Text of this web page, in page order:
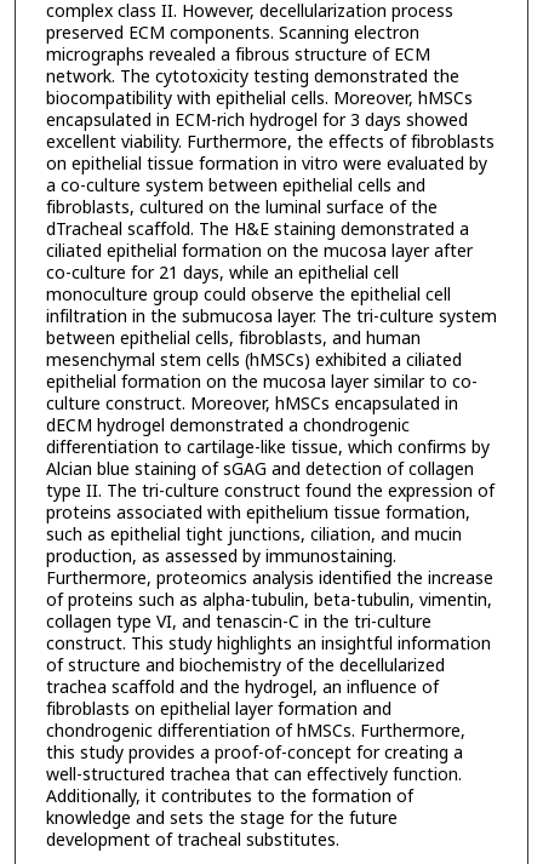
complex class II. However, decellularization process
preserved ECM components. Scanning electron
micrographs revealed a fibrous structure of ECM
network. The cytotoxicity testing demonstrated the
biocompatibility with epithelial cells. Moreover, hMSCs
encapsulated in ECM-rich hydrogel for 3 days showed
excellent viability. Furthermore, the effects of fibroblasts
on epithelial tissue formation in vitro were evaluated by
a co-culture system between epithelial cells and
fibroblasts, cultured on the luminal surface of the
dTracheal scaffold. The H&E staining demonstrated a
ciliated epithelial formation on the mucosa layer after
co-culture for 21 days, while an epithelial cell
monoculture group could observe the epithelial cell
infiltration in the submucosa layer. The tri-culture system
between epithelial cells, fibroblasts, and human
mesenchymal stem cells (hMSCs) exhibited a ciliated
epithelial formation on the mucosa layer similar to co-
culture construct. Moreover, hMSCs encapsulated in
dECM hydrogel demonstrated a chondrogenic
differentiation to cartilage-like tissue, which confirms by
Alcian blue staining of sGAG and detection of collagen
type II. The tri-culture construct found the expression of
proteins associated with epithelium tissue formation,
such as epithelial tight junctions, ciliation, and mucin
production, as assessed by immunostaining.
Furthermore, proteomics analysis identified the increase
of proteins such as alpha-tubulin, beta-tubulin, vimentin,
collagen type VI, and tenascin-C in the tri-culture
construct. This study highlights an insightful information
of structure and biochemistry of the decellularized
trachea scaffold and the hydrogel, an influence of
fibroblasts on epithelial layer formation and
chondrogenic differentiation of hMSCs. Furthermore,
this study provides a proof-of-concept for creating a
well-structured trachea that can effectively function.
Additionally, it contributes to the formation of
knowledge and sets the stage for the future
development of tracheal substitutes.